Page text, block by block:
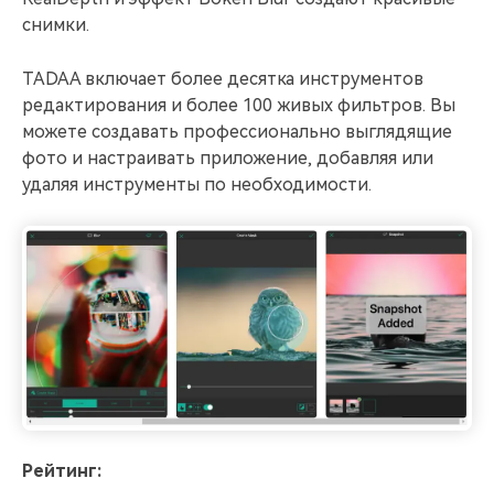
снимки.
TADAA включает более десятка инструментов
редактирования и более 100 живых фильтров. Вы
можете создавать профессионально выглядящие
фото и настраивать приложение, добавляя или
удаляя инструменты по необходимости.
Рейтинг: